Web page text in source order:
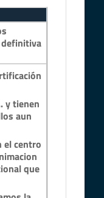
definitiva
y tienen
aun
el centro
que